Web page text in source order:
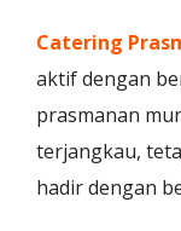
Catering
aktif dengan
prasmanan
terjangkau,
hadir dengan